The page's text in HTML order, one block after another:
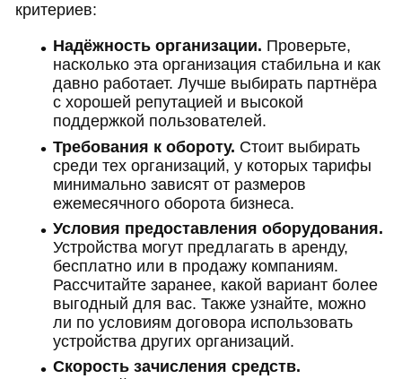
критериев:
Надёжность организации. Проверьте,
насколько эта организация стабильна и как
давно работает. Лучше выбирать партнёра
с хорошей репутацией и высокой
поддержкой пользователей.
Требования к обороту. Стоит выбирать
среди тех организаций, у которых тарифы
минимально зависят от размеров
ежемесячного оборота бизнеса.
Условия предоставления оборудования.
Устройства могут предлагать в аренду,
бесплатно или в продажу компаниям.
Рассчитайте заранее, какой вариант более
выгодный для вас. Также узнайте, можно
ли по условиям договора использовать
устройства других организаций.
Скорость зачисления средств.